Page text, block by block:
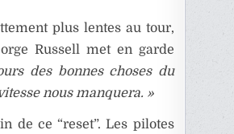
plus lentes au tour,
Russell met en garde
des bonnes choses du
nous manquera. »
de ce “reset”. Les pilotes